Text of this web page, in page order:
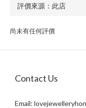
尚未有任何評價
Contact Us
Email: